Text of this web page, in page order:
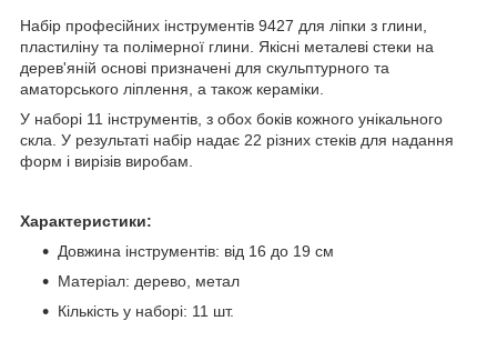
Набір професійних інструментів 9427 для ліпки з глини,
пластиліну та полімерної глини. Якісні металеві стеки на
дерев'яній основі призначені для скульптурного та
аматорського ліплення, а також кераміки.
У наборі 11 інструментів, з обох боків кожного унікального
скла. У результаті набір надає 22 різних стеків для надання
форм і вирізів виробам.
Характеристики:
Довжина інструментів: від 16 до 19 см
Матеріал: дерево, метал
Кількість у наборі: 11 шт.